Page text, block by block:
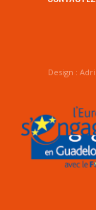
Design :